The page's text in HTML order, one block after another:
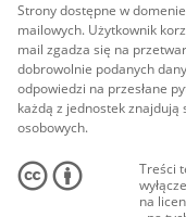
Strony dostępne w
mailowych. Użytkownik
mail zgadza się na
dobrowolnie podanych
odpowiedzi na przesłane
każdą z jednostek
osobowych.
Treści
na